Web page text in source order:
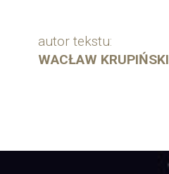
autor tekstu:
WACŁAW KRUPIŃSKI